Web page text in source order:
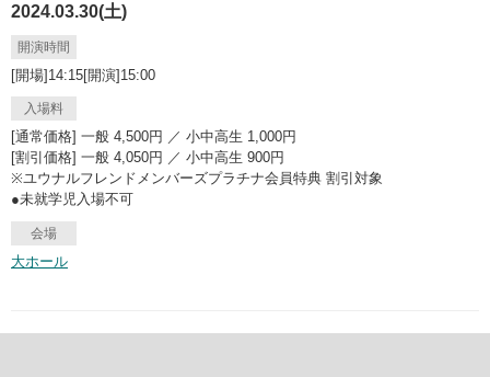
2024.03.30(土)
開演時間
[開場]14:15[開演]15:00
入場料
[通常価格] 一般 4,500円 ／ 小中高生 1,000円
[割引価格] 一般 4,050円 ／ 小中高生 900円
※ユウナルフレンドメンバーズプラチナ会員特典 割引対象
●未就学児入場不可
会場
大ホール